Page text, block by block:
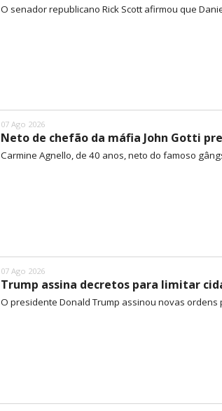
O senador republicano Rick Scott afirmou que
07 Ago 2026
Neto de chefão da máfia John Gotti
Carmine Agnello, de 40 anos, neto do famoso
07 Ago 2026
Trump assina decretos para limitar
O presidente Donald Trump assinou novas